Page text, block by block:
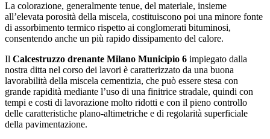
La colorazione, generalmente tenue, del materiale, insieme
all’elevata porosità della miscela, costituiscono poi una minore fonte
di assorbimento termico rispetto ai conglomerati bituminosi,
consentendo anche un più rapido dissipamento del calore.
Il Calcestruzzo drenante Milano Municipio 6 impiegato dalla
nostra ditta nel corso dei lavori è caratterizzato da una buona
lavorabilità della miscela cementizia, che può essere stesa con
grande rapidità mediante l’uso di una finitrice stradale, quindi con
tempi e costi di lavorazione molto ridotti e con il pieno controllo
delle caratteristiche plano-altimetriche e di regolarità superficiale
della pavimentazione.